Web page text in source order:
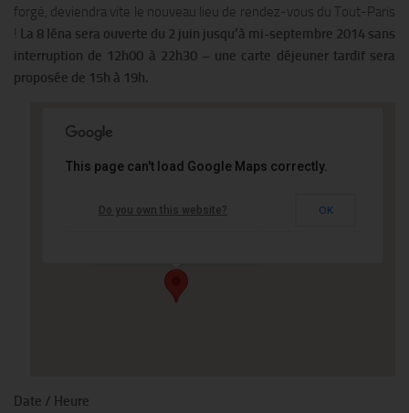
forgé, deviendra vite le nouveau lieu de rendez-vous du Tout-Paris
La 8 Iéna sera ouverte du 2 juin jusqu’à mi-septembre 2014 sans
interruption de 12h00 à 22h30 – une carte déjeuner tardif sera
proposée de 15h à 19h.
This page can't load Google Maps correctly.
Do you own this website? OK
Date / Heure